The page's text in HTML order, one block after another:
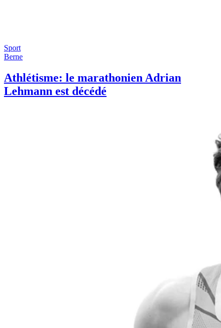
Sport
Berne
Athlétisme: le marathonien Adrian
Lehmann est décédé